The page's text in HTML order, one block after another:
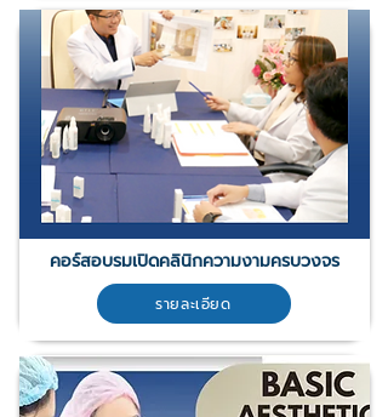
คอร์สอบรมเปิดคลินิกความงามครบวงจร
รายละเอียด